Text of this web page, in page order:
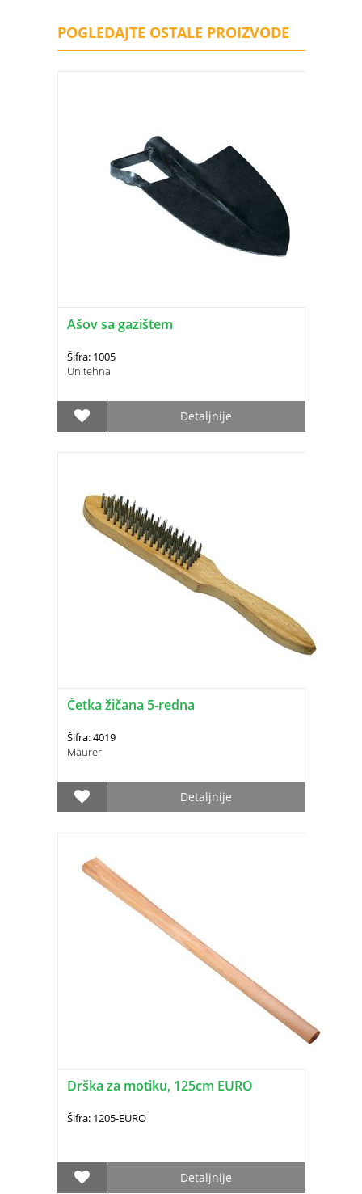
POGLEDAJTE OSTALE PROIZVODE
Ašov sa gazištem
Šifra: 1005
Unitehna
Detaljnije
Četka žičana 5-redna
Šifra: 4019
Maurer
Detaljnije
Drška za motiku, 125cm EURO
Šifra: 1205-EURO
Detaljnije